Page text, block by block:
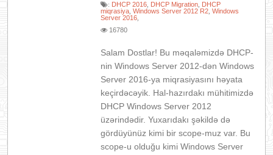
: DHCP 2016 DHCP Migration DHCP
miqrasiya ,Windows Server 2012 R2 ,Windows
Server 2016
16780
Salam Dostlar! Bu məqaləmizdə DHCP-
nin Windows Server 2012-dən Windows
Server 2016-ya miqrasiyasını həyata
keçirdəcəyik. Hal-hazırdakı mühitimizdə
DHCP Windows Server 2012
üzərindədir. Yuxarıdakı şəkildə də
gördüyünüz kimi bir scope-muz var. Bu
scope-u olduğu kimi Windows Server